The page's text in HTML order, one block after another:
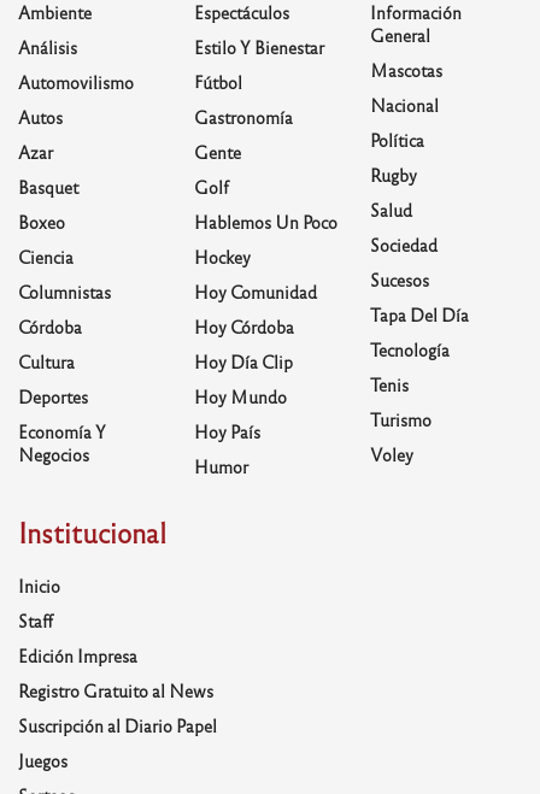
Ambiente
Análisis
Automovilismo
Autos
Azar
Basquet
Boxeo
Ciencia
Columnistas
Córdoba
Cultura
Deportes
Economía Y
Negocios
Espectáculos
Estilo Y Bienestar
Fútbol
Gastronomía
Gente
Golf
Hablemos Un Poco
Hockey
Hoy Comunidad
Hoy Córdoba
Hoy Día Clip
Hoy Mundo
Hoy País
Humor
Información
General
Mascotas
Nacional
Política
Rugby
Salud
Sociedad
Sucesos
Tapa Del Día
Tecnología
Tenis
Turismo
Voley
Institucional
Inicio
Staff
Edición Impresa
Registro Gratuito al News
Suscripción al Diario Papel
Juegos